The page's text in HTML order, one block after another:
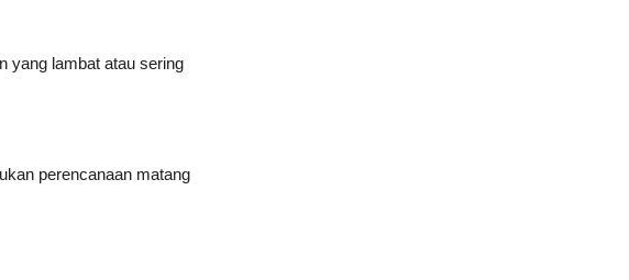
yang lambat atau sering
perencanaan matang